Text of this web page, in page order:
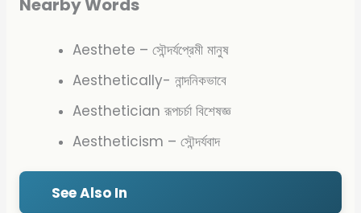
Nearby Words
Aesthete – সৌন্দর্যপ্রেমী মানুষ
Aesthetically- নান্দনিকভাবে
Aesthetician রূপচর্চা বিশেষজ্ঞ
Aestheticism – সৌন্দর্যবাদ
See Also In